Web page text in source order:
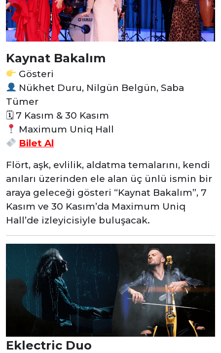
Kaynat Bakalım
Gösteri
Nükhet Duru, Nilgün Belgün, Saba
Tümer
🗓 7 Kasım & 30 Kasım
Maximum Uniq Hall
Bilet Al
Flört, aşk, evlilik, aldatma temalarını, kendi
anıları üzerinden ele alan üç ünlü ismin bir
araya geleceği gösteri “Kaynat Bakalım”, 7
Kasım ve 30 Kasım’da Maximum Uniq
Hall’de izleyicisiyle buluşacak.
Eklectric Duo